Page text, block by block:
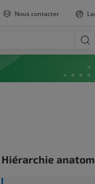
Nous contacter
Hiérarchie